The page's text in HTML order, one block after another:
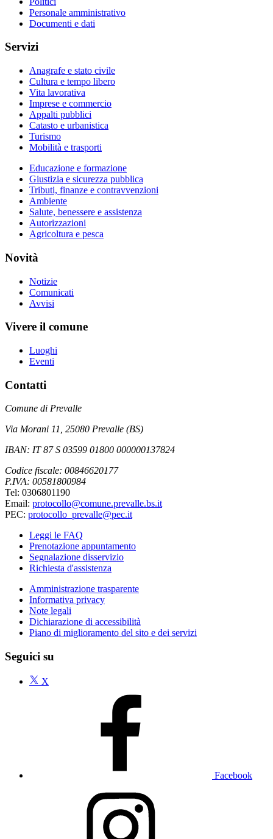
Personale amministrativo
Documenti e dati
Servizi
Anagrafe e stato civile
Cultura e tempo libero
Vita lavorativa
Imprese e commercio
Appalti pubblici
Catasto e urbanistica
Turismo
Mobilità e trasporti
Educazione e formazione
Giustizia e sicurezza pubblica
Tributi, finanze e contravvenzioni
Ambiente
Salute, benessere e assistenza
Autorizzazioni
Agricoltura e pesca
Novità
Notizie
Comunicati
Avvisi
Vivere il comune
Luoghi
Eventi
Contatti
Comune di Prevalle
Via Morani 11, 25080 Prevalle (BS)
IBAN: IT 87 S 03599 01800 000000137824
Codice fiscale: 00846620177
P.IVA: 00581800984
Tel: 0306801190
Email: protocollo@comune.prevalle.bs.it
PEC: protocollo_prevalle@pec.it
Leggi le FAQ
Prenotazione appuntamento
Segnalazione disservizio
Richiesta d'assistenza
Amministrazione trasparente
Informativa privacy
Note legali
Dichiarazione di accessibilità
Piano di miglioramento del sito e dei servizi
Seguici su
X
Facebook